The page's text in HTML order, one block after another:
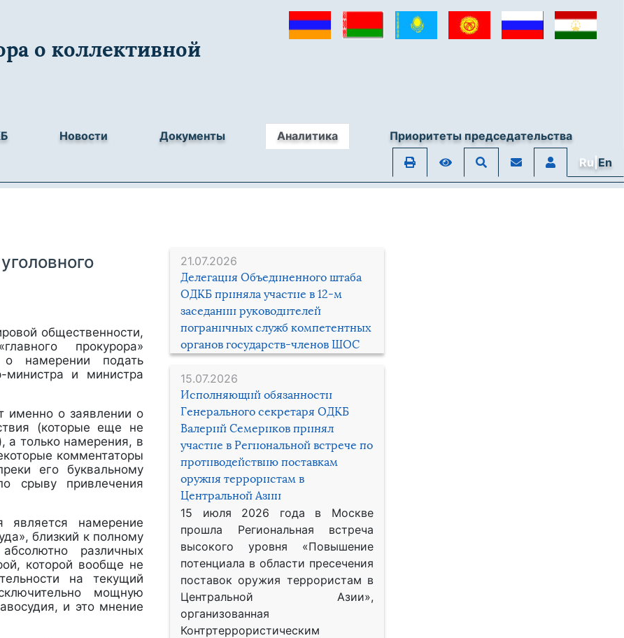
о коллективной
Новости Документы Аналитика
Приоритеты председательства
Ru|En
21.07.2026
Делегация Объединенного штаба
ОДКБ приняла участие в 12-м
заседании руководителей
пограничных служб компетентных
органов государств-членов ШОС
15.07.2026
Исполняющий обязанности
Генерального секретаря ОДКБ
Валерий Семериков принял
участие в Региональной встрече по
противодействию поставкам
оружия террористам в
Центральной Азии
15 июля 2026 года в Москве
прошла Региональная встреча
высокого уровня «Повышение
потенциала в области пресечения
поставок оружия террористам в
Центральной Азии»,
организованная
Контртеррористическим
общественности,
прокурора»
о намерении подать
и министра
именно о заявлении о
(которые еще не
а только намерения, в
комментаторы
его буквальному
срыву привлечения
является намерение
близкий к полному
различных
которой вообще не
на текущий
мощную
и это мнение